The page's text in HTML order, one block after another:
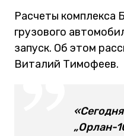
Расчеты комплекса
грузового
запуск. Об этом
Виталий Тимофеев.
„Орлан-